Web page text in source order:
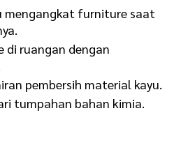
mengangkat furniture saat
di ruangan dengan
pembersih material kayu.
tumpahan bahan kimia.